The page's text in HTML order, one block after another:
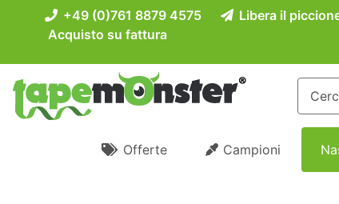
+49 (0)761 8879 4575 Libera il
Acquisto su fattura
Offerte Campioni